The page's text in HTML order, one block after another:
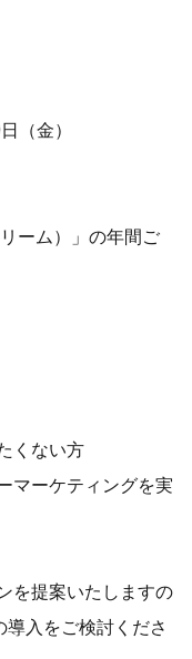
（金）
ーム）」の年間ご
くない方
マーケティングを実
を提案いたしますの
入をご検討くださ